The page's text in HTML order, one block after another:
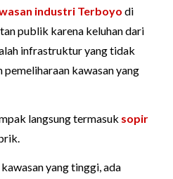
industri Terboyo di
publik karena keluhan dari
infrastruktur yang tidak
kawasan yang
langsung termasuk sopir
yang tinggi, ada